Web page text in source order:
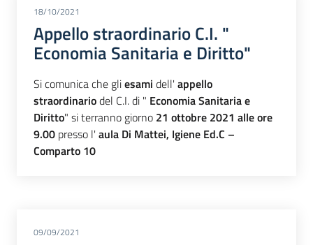
18/10/2021
Appello straordinario C.I. "
Economia Sanitaria e Diritto"
Si comunica che gliesami dell' appello
straordinariodel C.I. di " Economia Sanitaria e
Diritto" si terranno giorno 21 ottobre 2021 alle ore
9.00 presso l' aula Di Mattei, Igiene Ed.C –
Comparto 10
09/09/2021